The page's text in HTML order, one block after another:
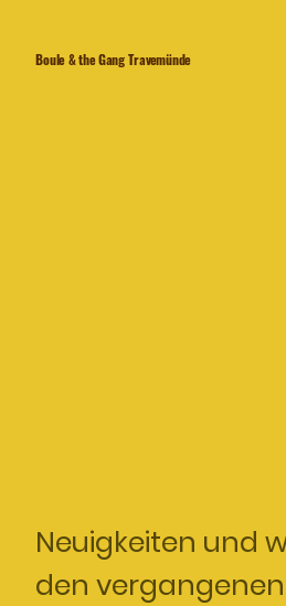
Boule & the Gang Travemünde
Neuigkeiten und
den